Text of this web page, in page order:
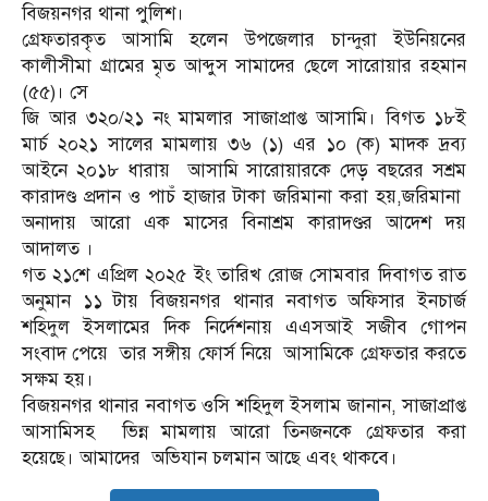
বিজয়নগর থানা পুলিশ।
গ্রেফতারকৃত আসামি হলেন উপজেলার চান্দুরা ইউনিয়নের
কালীসীমা গ্রামের মৃত আব্দুস সামাদের ছেলে সারোয়ার রহমান
(৫৫)। সে
জি আর ৩২০/২১ নং মামলার সাজাপ্রাপ্ত আসামি। বিগত ১৮ই
মার্চ ২০২১ সালের মামলায় ৩৬ (১) এর ১০ (ক) মাদক দ্রব্য
আইনে ২০১৮ ধারায় আসামি সারোয়ারকে দেড় বছরের সশ্রম
কারাদণ্ড প্রদান ও পাচঁ হাজার টাকা জরিমানা করা হয়,জরিমানা
অনাদায় আরো এক মাসের বিনাশ্রম কারাদণ্ডর আদেশ দয়
আদালত ।
গত ২১শে এপ্রিল ২০২৫ ইং তারিখ রোজ সোমবার দিবাগত রাত
অনুমান ১১ টায় বিজয়নগর থানার নবাগত অফিসার ইনচার্জ
শহিদুল ইসলামের দিক নির্দেশনায় এএসআই সজীব গোপন
সংবাদ পেয়ে তার সঙ্গীয় ফোর্স নিয়ে আসামিকে গ্রেফতার করতে
সক্ষম হয়।
বিজয়নগর থানার নবাগত ওসি শহিদুল ইসলাম জানান, সাজাপ্রাপ্ত
আসামিসহ ভিন্ন মামলায় আরো তিনজনকে গ্রেফতার করা
হয়েছে। আমাদের অভিযান চলমান আছে এবং থাকবে।